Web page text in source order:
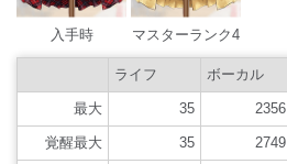
入手時 マスターランク4
ライフ ボーカル
最大 35 2356
覚醒最大 35 2749